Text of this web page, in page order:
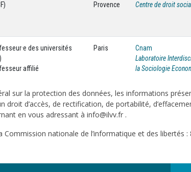
Provence
Centre de droit
des universités
affilié
Paris
Cnam
Laboratoire
la Sociologie
sur la protection des données, les informations
droit d’accès, de rectification, de portabilité,
en vous adressant à info@ilvv.fr .
nationale de l’informatique et des libertés